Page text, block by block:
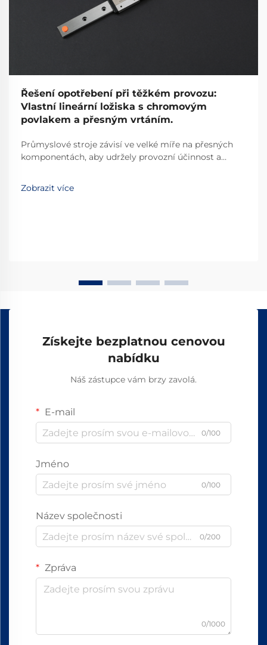
Řešení opotřebení při těžkém provozu:
Vlastní lineární ložiska s chromovým
povlakem a přesným vrtáním.
Průmyslové stroje závisí ve velké míře na přesných
komponentách, aby udržely provozní účinnost a
komponenty patří lineární ložisko, které je základním
prvkem umožňujícím hladký a řízený lineární pohyb...
Zobrazit více
Získejte bezplatnou cenovou
nabídku
Náš zástupce vám brzy zavolá.
E-mail
0/100
Jméno
0/100
Název společnosti
0/200
Zpráva
0/1000